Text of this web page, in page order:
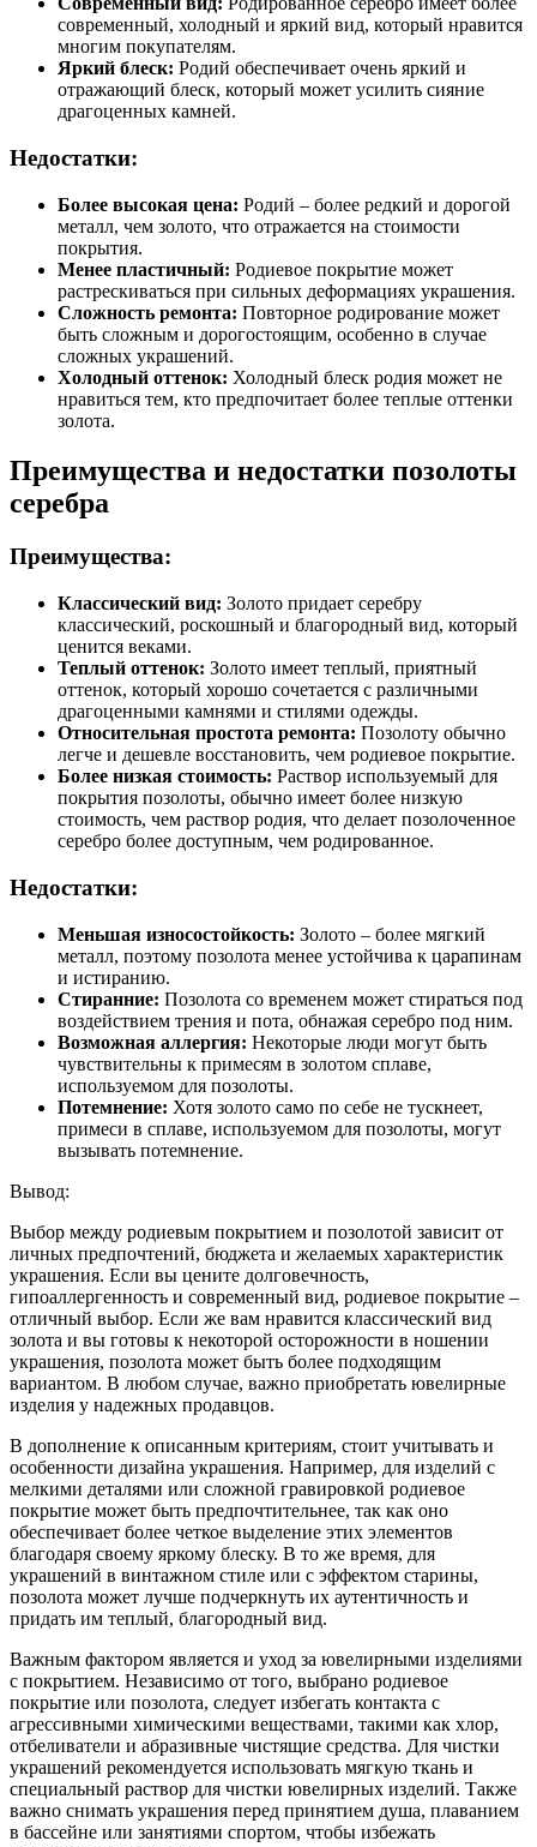
современный, холодный и яркий вид, который нравится
многим покупателям.
Яркий блеск: Родий обеспечивает очень яркий и
отражающий блеск, который может усилить сияние
драгоценных камней.
Недостатки:
Более высокая цена: Родий – более редкий и дорогой
металл, чем золото, что отражается на стоимости
покрытия.
Менее пластичный: Родиевое покрытие может
растрескиваться при сильных деформациях украшения.
Сложность ремонта: Повторное родирование может
быть сложным и дорогостоящим, особенно в случае
сложных украшений.
Холодный оттенок: Холодный блеск родия может не
нравиться тем, кто предпочитает более теплые оттенки
золота.
Преимущества и недостатки позолоты
серебра
Преимущества:
Классический вид: Золото придает серебру
классический, роскошный и благородный вид, который
ценится веками.
Теплый оттенок: Золото имеет теплый, приятный
оттенок, который хорошо сочетается с различными
драгоценными камнями и стилями одежды.
Относительная простота ремонта: Позолоту обычно
легче и дешевле восстановить, чем родиевое покрытие.
Более низкая стоимость: Раствор используемый для
покрытия позолоты, обычно имеет более низкую
стоимость, чем раствор родия, что делает позолоченное
серебро более доступным, чем родированное.
Недостатки:
Меньшая износостойкость: Золото – более мягкий
металл, поэтому позолота менее устойчива к царапинам
и истиранию.
Стиранние: Позолота со временем может стираться под
воздействием трения и пота, обнажая серебро под ним.
Возможная аллергия: Некоторые люди могут быть
чувствительны к примесям в золотом сплаве,
используемом для позолоты.
Потемнение: Хотя золото само по себе не тускнеет,
примеси в сплаве, используемом для позолоты, могут
вызывать потемнение.
Вывод:
Выбор между родиевым покрытием и позолотой зависит от
личных предпочтений, бюджета и желаемых характеристик
украшения. Если вы цените долговечность,
гипоаллергенность и современный вид, родиевое покрытие –
отличный выбор. Если же вам нравится классический вид
золота и вы готовы к некоторой осторожности в ношении
украшения, позолота может быть более подходящим
вариантом. В любом случае, важно приобретать ювелирные
изделия у надежных продавцов.
В дополнение к описанным критериям, стоит учитывать и
особенности дизайна украшения. Например, для изделий с
мелкими деталями или сложной гравировкой родиевое
покрытие может быть предпочтительнее, так как оно
обеспечивает более четкое выделение этих элементов
благодаря своему яркому блеску. В то же время, для
украшений в винтажном стиле или с эффектом старины,
позолота может лучше подчеркнуть их аутентичность и
придать им теплый, благородный вид.
Важным фактором является и уход за ювелирными изделиями
с покрытием. Независимо от того, выбрано родиевое
покрытие или позолота, следует избегать контакта с
агрессивными химическими веществами, такими как хлор,
отбеливатели и абразивные чистящие средства. Для чистки
украшений рекомендуется использовать мягкую ткань и
специальный раствор для чистки ювелирных изделий. Также
важно снимать украшения перед принятием душа, плаванием
в бассейне или занятиями спортом, чтобы избежать